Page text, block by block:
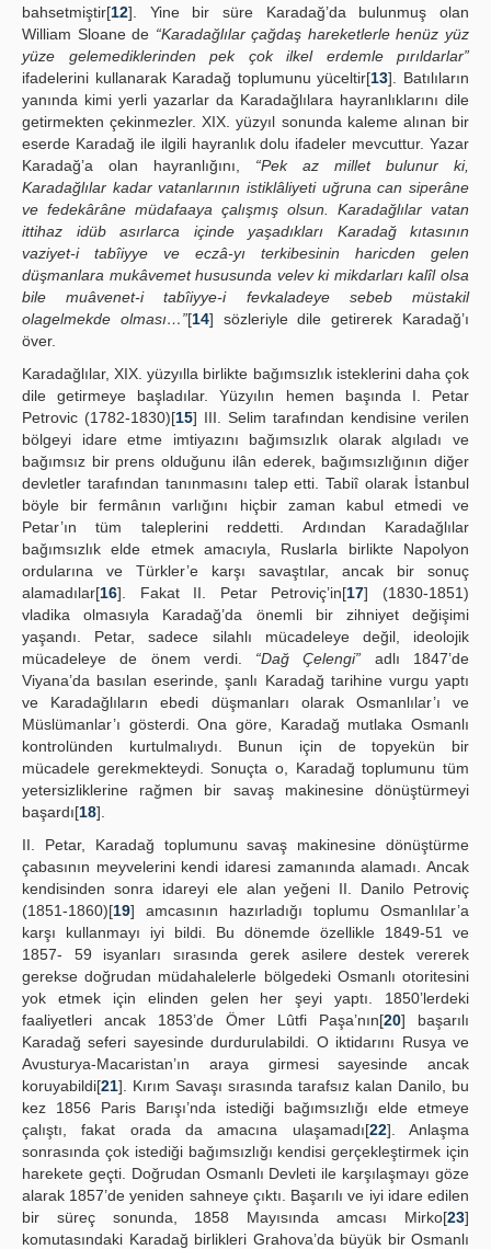
bahsetmiştir[12]. Yine bir süre Karadağ’da bulunmuş olan
William Sloane de “Karadağlılar çağdaş hareketlerle henüz yüz
yüze gelemediklerinden pek çok ilkel erdemle pırıldarlar”
ifadelerini kullanarak Karadağ toplumunu yüceltir[13]. Batılıların
yanında kimi yerli yazarlar da Karadağlılara hayranlıklarını dile
getirmekten çekinmezler. XIX. yüzyıl sonunda kaleme alınan bir
eserde Karadağ ile ilgili hayranlık dolu ifadeler mevcuttur. Yazar
Karadağ’a olan hayranlığını, “Pek az millet bulunur ki,
Karadağlılar kadar vatanlarının istiklâliyeti uğruna can siperâne
ve fedekârâne müdafaaya çalışmış olsun. Karadağlılar vatan
ittihaz idüb asırlarca içinde yaşadıkları Karadağ kıtasının
vaziyet-i tabîiyye ve eczâ-yı terkibesinin haricden gelen
düşmanlara mukâvemet hususunda velev ki mikdarları kalîl olsa
bile muâvenet-i tabîiyye-i fevkaladeye sebeb müstakil
olagelmekde olması…”[14] sözleriyle dile getirerek Karadağ’ı
över.
Karadağlılar, XIX. yüzyılla birlikte bağımsızlık isteklerini daha çok
dile getirmeye başladılar. Yüzyılın hemen başında I. Petar
Petrovic (1782-1830)[15] III. Selim tarafından kendisine verilen
bölgeyi idare etme imtiyazını bağımsızlık olarak algıladı ve
bağımsız bir prens olduğunu ilân ederek, bağımsızlığının diğer
devletler tarafından tanınmasını talep etti. Tabiî olarak İstanbul
böyle bir fermânın varlığını hiçbir zaman kabul etmedi ve
Petar’ın tüm taleplerini reddetti. Ardından Karadağlılar
bağımsızlık elde etmek amacıyla, Ruslarla birlikte Napolyon
ordularına ve Türkler’e karşı savaştılar, ancak bir sonuç
alamadılar[16]. Fakat II. Petar Petroviç’in[17] (1830-1851)
vladika olmasıyla Karadağ’da önemli bir zihniyet değişimi
yaşandı. Petar, sadece silahlı mücadeleye değil, ideolojik
mücadeleye de önem verdi. “Dağ Çelengi” adlı 1847’de
Viyana’da basılan eserinde, şanlı Karadağ tarihine vurgu yaptı
ve Karadağlıların ebedi düşmanları olarak Osmanlılar’ı ve
Müslümanlar’ı gösterdi. Ona göre, Karadağ mutlaka Osmanlı
kontrolünden kurtulmalıydı. Bunun için de topyekün bir
mücadele gerekmekteydi. Sonuçta o, Karadağ toplumunu tüm
yetersizliklerine rağmen bir savaş makinesine dönüştürmeyi
başardı[18].
II. Petar, Karadağ toplumunu savaş makinesine dönüştürme
çabasının meyvelerini kendi idaresi zamanında alamadı. Ancak
kendisinden sonra idareyi ele alan yeğeni II. Danilo Petroviç
(1851-1860)[19] amcasının hazırladığı toplumu Osmanlılar’a
karşı kullanmayı iyi bildi. Bu dönemde özellikle 1849-51 ve
1857- 59 isyanları sırasında gerek asilere destek vererek
gerekse doğrudan müdahalelerle bölgedeki Osmanlı otoritesini
yok etmek için elinden gelen her şeyi yaptı. 1850’lerdeki
faaliyetleri ancak 1853’de Ömer Lûtfi Paşa’nın[20] başarılı
Karadağ seferi sayesinde durdurulabildi. O iktidarını Rusya ve
Avusturya-Macaristan’ın araya girmesi sayesinde ancak
koruyabildi[21]. Kırım Savaşı sırasında tarafsız kalan Danilo, bu
kez 1856 Paris Barışı’nda istediği bağımsızlığı elde etmeye
çalıştı, fakat orada da amacına ulaşamadı[22]. Anlaşma
sonrasında çok istediği bağımsızlığı kendisi gerçekleştirmek için
harekete geçti. Doğrudan Osmanlı Devleti ile karşılaşmayı göze
alarak 1857’de yeniden sahneye çıktı. Başarılı ve iyi idare edilen
bir süreç sonunda, 1858 Mayısında amcası Mirko[23]
komutasındaki Karadağ birlikleri Grahova’da büyük bir Osmanlı